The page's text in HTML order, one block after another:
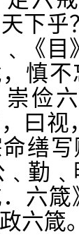
下乎
﹑《
慎
崇俭
曰视
缮
勤
六
六箴